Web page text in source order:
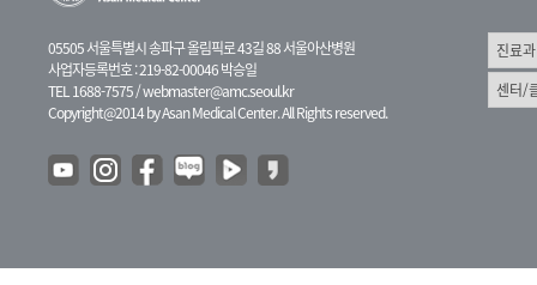
05505 서울특별시 송파구 올림픽로 43길 88 서울아산병원
사업자등록번호 : 219-82-00046 박승일
TEL 1688-7575 /webmaster@amc.seoul.kr
Copyright@2014 by Asan Medical Center. All Rights reserved.